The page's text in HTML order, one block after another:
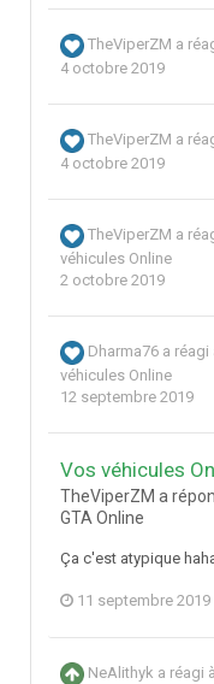
TheViperZM a
4 octobre 2019
TheViperZM a
4 octobre 2019
TheViperZM a
véhicules Online
2 octobre 2019
Dharma76 a réagi
véhicules Online
12 septembre 2019
Vos véhicules
TheViperZM a
GTA Online
Ça c'est atypique
11 septembre 2019
NeAlithyk a réagi